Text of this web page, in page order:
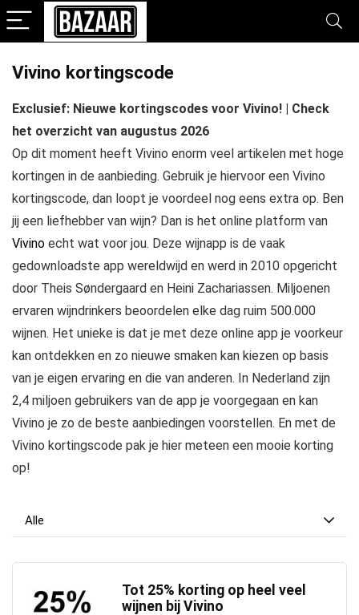
Vivino kortingscode
Exclusief: Nieuwe kortingscodes voor Vivino! | Check
het overzicht van augustus 2026
Op dit moment heeft Vivino enorm veel artikelen met hoge
kortingen in de aanbieding. Gebruik je hiervoor een Vivino
kortingscode, dan loopt je voordeel nog eens extra op. Ben
jij een liefhebber van wijn? Dan is het online platform van
Vivino echt wat voor jou. Deze wijnapp is de vaak
gedownloadste app wereldwijd en werd in 2010 opgericht
door Theis Søndergaard en Heini Zachariassen. Miljoenen
ervaren wijndrinkers beoordelen elke dag ruim 500.000
wijnen. Het unieke is dat je met deze online app je voorkeur
kan ontdekken en zo nieuwe smaken kan kiezen op basis
van je eigen ervaring en die van anderen. In Nederland zijn
2,4 miljoen gebruikers van de app je voorgegaan en kan
Vivino je zo de beste aanbiedingen voorstellen. En met de
Vivino kortingscode pak je hier meteen een mooie korting
op!
Alle
Tot 25% korting op heel veel
wijnen bij Vivino